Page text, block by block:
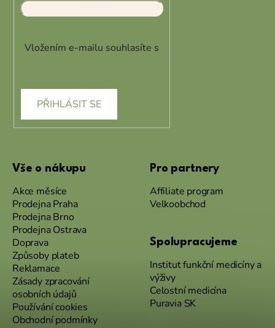
Vložením e-mailu souhlasíte s
PŘIHLÁSIT SE
Vše o nákupu
Akce měsíce
Prodejna Praha
Prodejna Brno
Prodejna Ostrava
Doprava
Způsoby plateb
Reklamace
Zásady zpracování
osobních údajů
Používání cookies
Obchodní podmínky
Pro partnery
Affiliate program
Velkoobchod
Spolupracujeme
Institut funkční medicíny a
výživy
Celostní medicína
Puravia SK